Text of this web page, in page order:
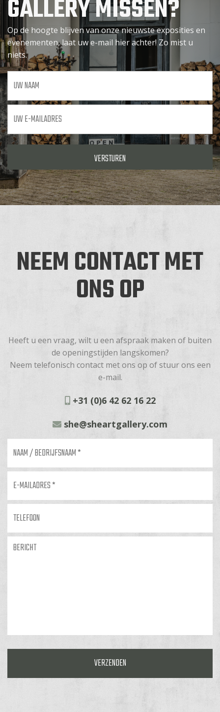
GALLERY MISSEN?
Op de hoogte blijven van onze nieuwste exposities en
evenementen, laat uw e-mail hier achter! Zo mist u
niets.
naam
mailadres *
NEEM CONTACT MET
ONS OP
Heeft u een vraag, wilt u een afspraak maken of buiten
de openingstijden langskomen?
Neem telefonisch contact met ons op of stuur ons een
e-mail.
+31 (0)6 42 62 16 22
she@sheartgallery.com
bedrijfsnaam
*
mailadres *